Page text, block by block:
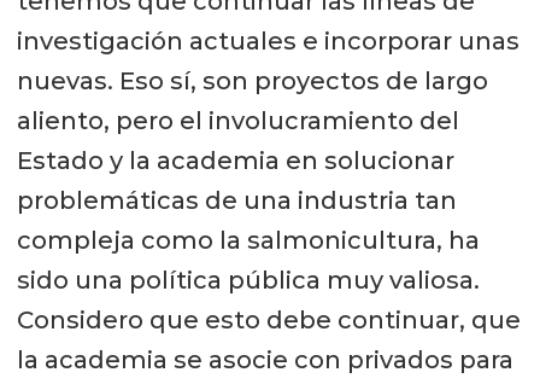
investigación actuales e incorporar unas
nuevas. Eso sí, son proyectos de largo
aliento, pero el involucramiento del
Estado y la academia en solucionar
problemáticas de una industria tan
compleja como la salmonicultura, ha
sido una política pública muy valiosa.
Considero que esto debe continuar, que
la academia se asocie con privados para